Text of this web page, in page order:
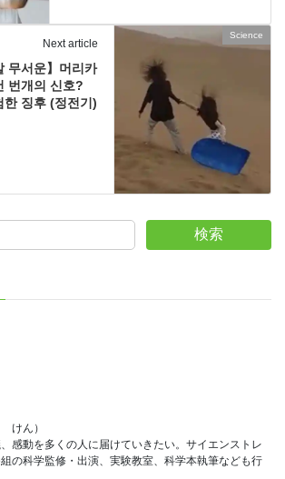
Science
Next article
무서운】머리카
번개의 신호?
한 징후 (정전기)
検索
けん）
感動を多くの人に届けていきたい。サイエンストレ
の科学監修・出演、実験教室、科学本執筆なども行